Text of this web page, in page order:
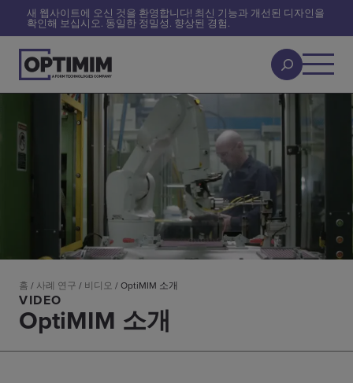
새 웹사이트에 오신 것을 환영합니다! 최신 기능과 개선된 디자인을
확인해 보십시오. 동일한 정밀성. 향상된 경험.
홈 / 사례 연구 / 비디오 /OptiMIM 소개
VIDEO
OptiMIM 소개